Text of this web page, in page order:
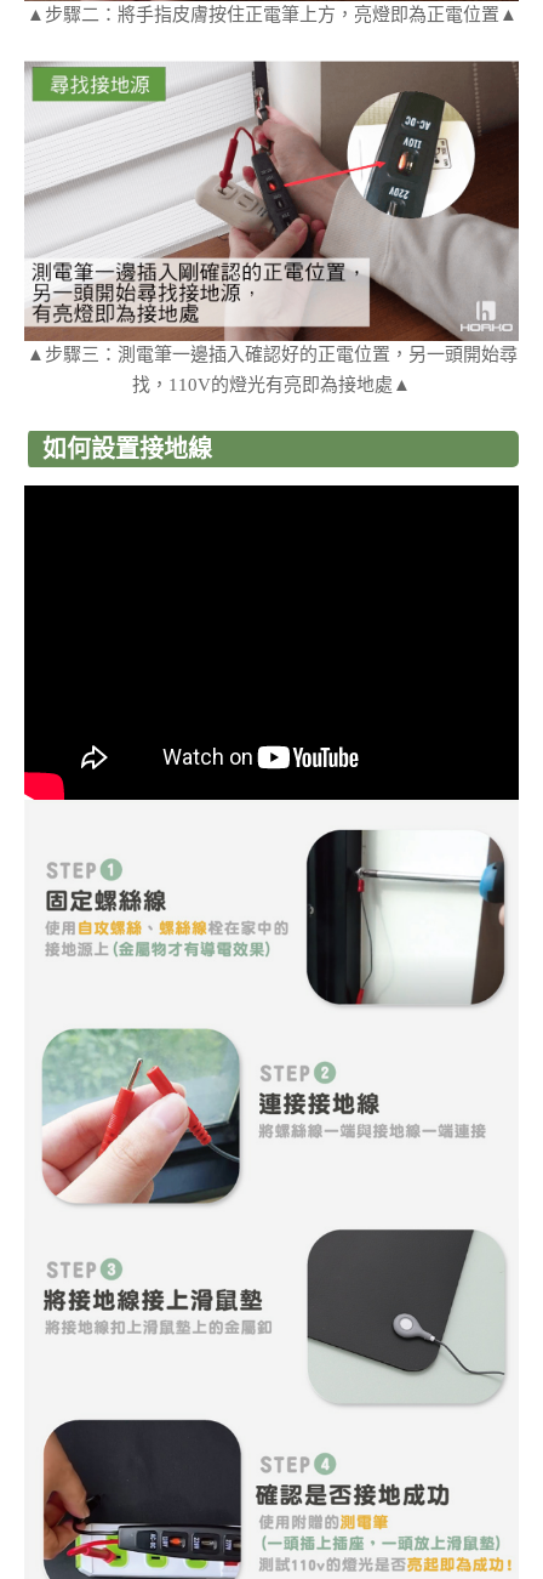
▲步驟二：將手指皮膚按住正電筆上方，亮燈即為正電位置▲
▲步驟三：測電筆一邊插入確認好的正電位置，另一頭開始尋
找，110V的燈光有亮即為接地處▲
如何設置接地線